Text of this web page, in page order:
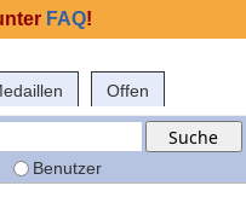
Offen
Benutzer
FAQ!